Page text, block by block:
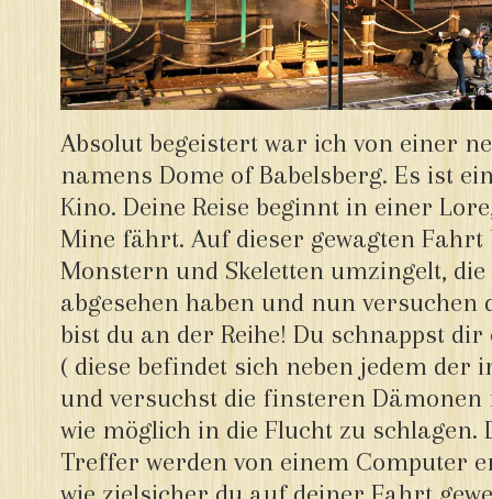
Absolut begeistert war ich von einer
namens Dome of Babelsberg. Es ist
Kino. Deine Reise beginnt in einer
Mine fährt. Auf dieser gewagten Fahrt
Monstern und Skeletten umzingelt,
abgesehen haben und nun versuchen
bist du an der Reihe! Du schnappst
( diese befindet sich neben jedem der
und versuchst die finsteren
wie möglich in die Flucht zu schlagen.
Treffer werden von einem Computer